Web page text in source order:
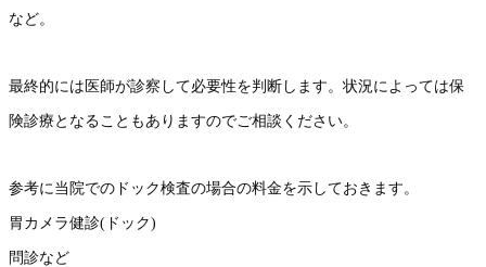
など。
最終的には医師が診察して必要性を判断します。状況によっては保
険診療となることもありますのでご相談ください。
参考に当院でのドック検査の場合の料金を示しておきます。
胃カメラ健診(ドック)
問診など